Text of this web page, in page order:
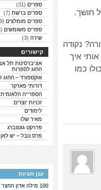
חושך.
נקודה
איך
כמו
ספרים (31)
ספרים ברשת (7)
ספרים מומלצים (9)
ספרים משומשים (3)
שירה (3)
קישורים
אוניברסיטת תל
החוג לספרות
אוקספורד – החוג
דורותי פארקר
הספרייה הלאומית
זכויות יוצרים
לימודים
מאיר שלו
פרויקט גוטנברג
פרס נובל – יש
ענן תגיות
100 מילה אדון החצר